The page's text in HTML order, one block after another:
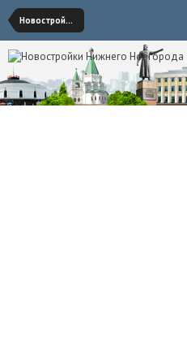
Новостройки Советского района